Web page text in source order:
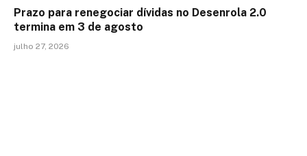
Prazo para renegociar dívidas no Desenrola 2.0
termina em 3 de agosto
julho 27, 2026